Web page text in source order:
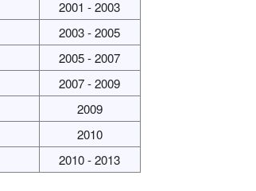
2001 - 2003
2003 - 2005
2005 - 2007
2007 - 2009
2009
2010
2010 - 2013